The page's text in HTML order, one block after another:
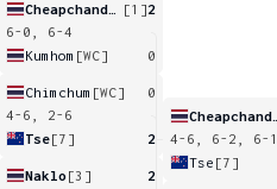
[1]2
6-0, 6-4
Kumhom [WC] 0
Chimchum [WC]
0
4-6, 2-6
Tse[7] 2
Naklo [3]
2
4-6, 6-2, 6-1
Tse [7]